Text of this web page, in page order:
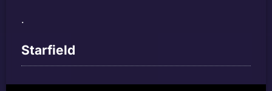
.
Starfield